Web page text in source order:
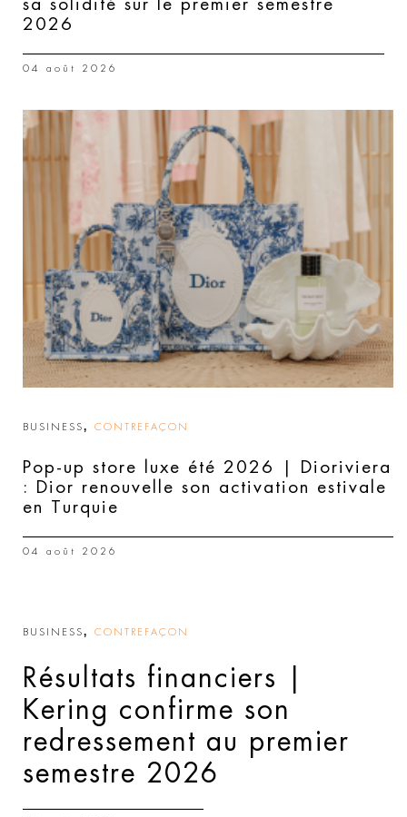
sa solidité sur le premier semestre
2026
04 août 2026
BUSINESS, CONTREFAÇON
Pop-up store luxe été 2026 | Dioriviera
: Dior renouvelle son activation estivale
en Turquie
04 août 2026
BUSINESS, CONTREFAÇON
Résultats financiers |
Kering confirme son
redressement au premier
semestre 2026